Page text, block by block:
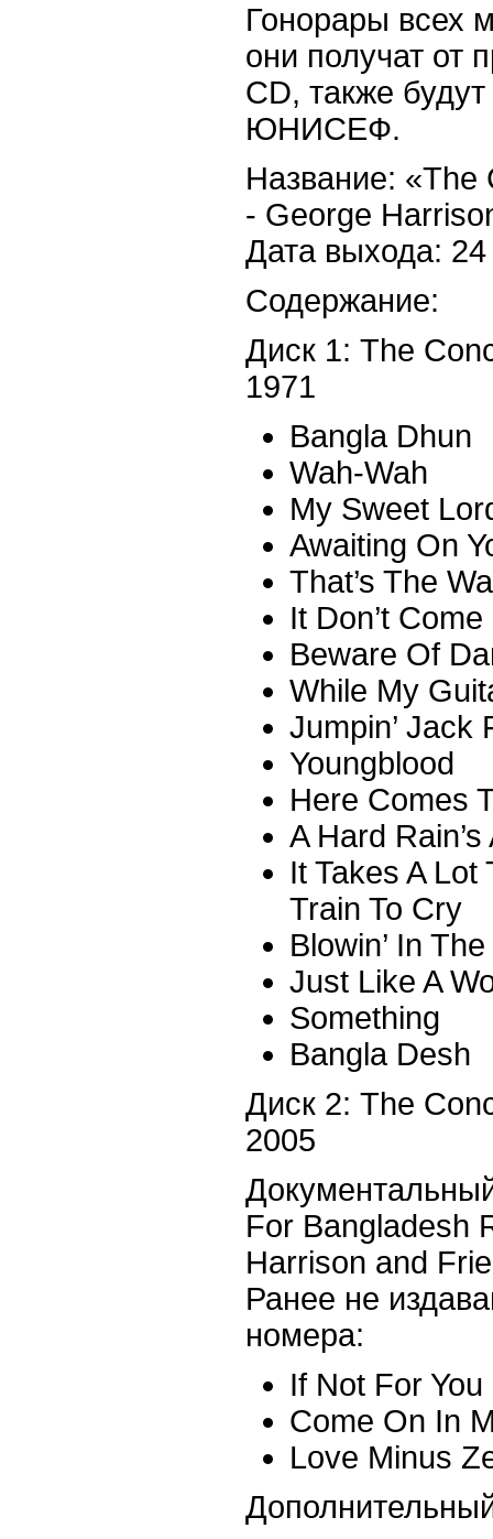
Гонорары всех
они получат от
CD, также
ЮНИСЕФ.
Название: «The
- George
Дата выхода: 24
Содержание:
Диск 1: The
1971
Bangla Dhun
Wah-Wah
My Sweet
Awaiting On
That’s The
It Don’t
Beware Of
While My
Jumpin’ Jack
Youngblood
Here Comes
A Hard
It Takes A Lot
Train To Cry
Blowin’ In
Just Like A
Something
Bangla Desh
Диск 2: The
2005
For Bangladesh
Harrison and
Ранее не
номера:
If Not For You
Come On In
Love Minus